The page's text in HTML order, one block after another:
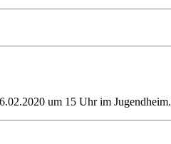
um 15 Uhr im Jugendheim.